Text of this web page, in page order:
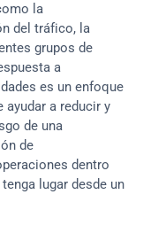
la
del tráfico, la
grupos de
a
es un enfoque
ayudar a reducir y
de una
de
dentro
lugar desde un